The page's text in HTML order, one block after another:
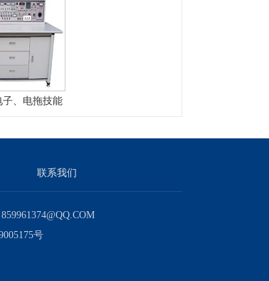
子、电拖技能
联系我们
号